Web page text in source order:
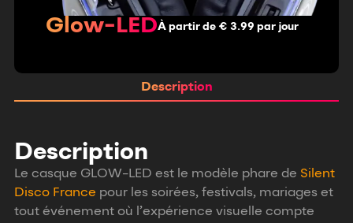
Glow-LEDÀ partir de € 3.99 par jour
Description
Description
Le casque GLOW-LED est le modèle phare de Silent
Disco France pour les soirées, festivals, mariages et
tout événement où l’expérience visuelle compte